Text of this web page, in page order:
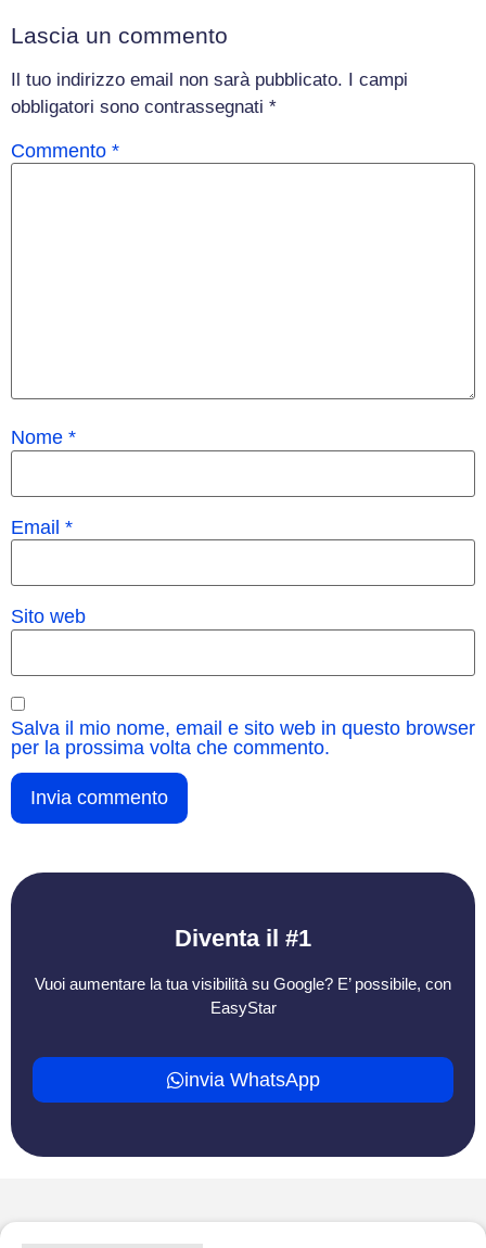
Lascia un commento
Il tuo indirizzo email non sarà pubblicato. I campi
obbligatori sono contrassegnati *
Commento *
Nome *
Email *
Sito web
Salva il mio nome, email e sito web in questo browser
per la prossima volta che commento.
Diventa il #1
Vuoi aumentare la tua visibilità su Google? E’ possibile, con
EasyStar
invia WhatsApp